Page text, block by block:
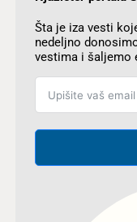
Šta je iza vesti
nedeljno
vestima i šaljemo